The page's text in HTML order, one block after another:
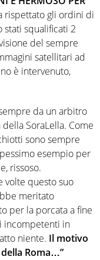
rispettato gli ordini di
stati squalificati 2
del sempre
satellitari ad
è intervenuto,
da un arbitro
SoraLella. Come
sono sempre
esempio per
rissoso.
volte questo suo
meritato
per la porcata a fine
incompetenti in
niente. Il motivo
Roma…”